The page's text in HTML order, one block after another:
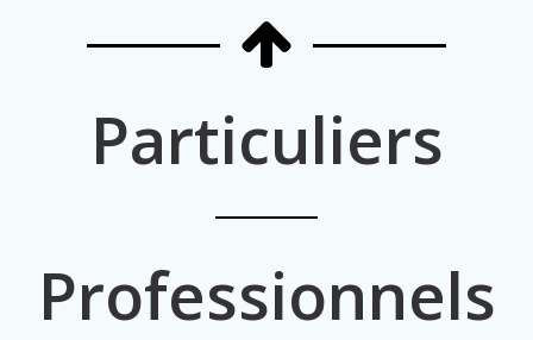
Particuliers
Professionnels